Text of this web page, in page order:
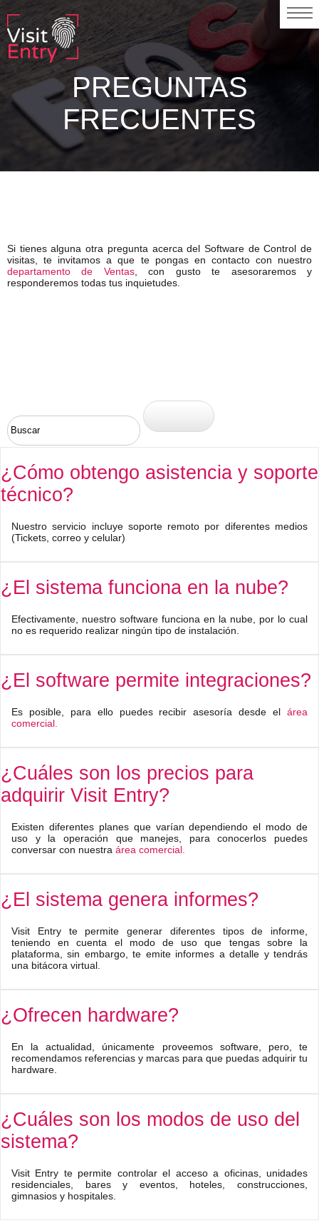
PREGUNTAS
FRECUENTES
Si tienes alguna otra pregunta acerca del Software de Control de
visitas, te invitamos a que te pongas en contacto con nuestro
departamento de Ventas, con gusto te asesoraremos y
responderemos todas tus inquietudes.
¿Cómo obtengo asistencia y soporte
técnico?
Nuestro servicio incluye soporte remoto por diferentes medios
(Tickets, correo y celular)
¿El sistema funciona en la nube?
Efectivamente, nuestro software funciona en la nube, por lo cual
no es requerido realizar ningún tipo de instalación.
¿El software permite integraciones?
Es posible, para ello puedes recibir asesoría desde el área
comercial.
¿Cuáles son los precios para
adquirir Visit Entry?
Existen diferentes planes que varían dependiendo el modo de
uso y la operación que manejes, para conocerlos puedes
conversar con nuestra área comercial.
¿El sistema genera informes?
Visit Entry te permite generar diferentes tipos de informe,
teniendo en cuenta el modo de uso que tengas sobre la
plataforma, sin embargo, te emite informes a detalle y tendrás
una bitácora virtual.
¿Ofrecen hardware?
En la actualidad, únicamente proveemos software, pero, te
recomendamos referencias y marcas para que puedas adquirir tu
hardware.
¿Cuáles son los modos de uso del
sistema?
Visit Entry te permite controlar el acceso a oficinas, unidades
residenciales, bares y eventos, hoteles, construcciones,
gimnasios y hospitales.